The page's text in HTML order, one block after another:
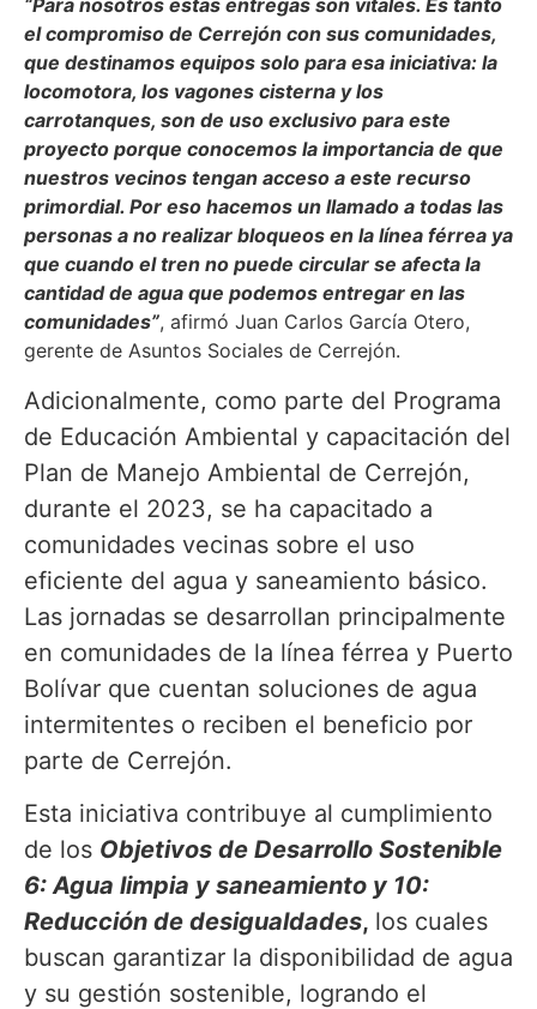
“Para nosotros estas entregas son vitales. Es tanto
el compromiso de Cerrejón con sus comunidades,
que destinamos equipos solo para esa iniciativa: la
locomotora, los vagones cisterna y los
carrotanques, son de uso exclusivo para este
proyecto porque conocemos la importancia de que
nuestros vecinos tengan acceso a este recurso
primordial. Por eso hacemos un llamado a todas las
personas a no realizar bloqueos en la línea férrea ya
que cuando el tren no puede circular se afecta la
cantidad de agua que podemos entregar en las
comunidades”, afirmó Juan Carlos García Otero,
gerente de Asuntos Sociales de Cerrejón.
Adicionalmente, como parte del Programa
de Educación Ambiental y capacitación del
Plan de Manejo Ambiental de Cerrejón,
durante el 2023, se ha capacitado a
comunidades vecinas sobre el uso
eficiente del agua y saneamiento básico.
Las jornadas se desarrollan principalmente
en comunidades de la línea férrea y Puerto
Bolívar que cuentan soluciones de agua
intermitentes o reciben el beneficio por
parte de Cerrejón.
Esta iniciativa contribuye al cumplimiento
de los Objetivos de Desarrollo Sostenible
6: Agua limpia y saneamiento y 10:
Reducción de desigualdades, los cuales
buscan garantizar la disponibilidad de agua
y su gestión sostenible, logrando el